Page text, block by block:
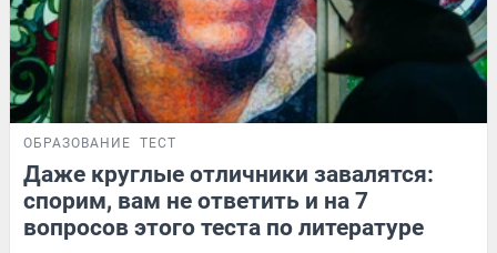
ОБРАЗОВАНИЕ ТЕСТ
Даже круглые отличники завалятся:
спорим, вам не ответить и на 7
вопросов этого теста по литературе